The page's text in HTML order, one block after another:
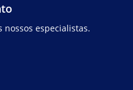
nossos especialistas.